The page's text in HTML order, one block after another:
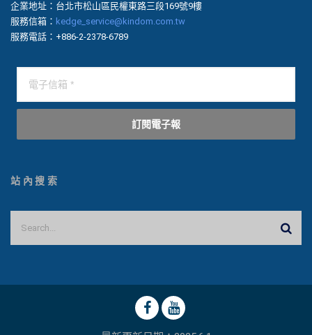
企業地址：台北市松山區民權東路三段169號9樓
服務信箱： kedge_service@kindom.com.tw
服務電話：+886-2-2378-6789
訂閱電子報
站內搜索